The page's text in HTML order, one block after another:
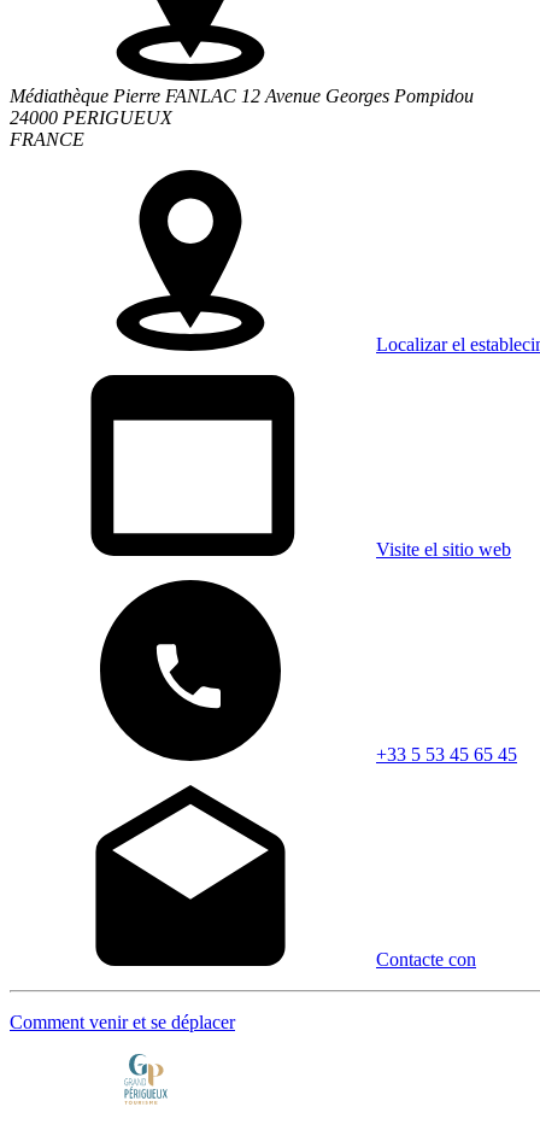
Médiathèque Pierre FANLAC 12 Avenue Georges Pompidou
24000 PERIGUEUX
FRANCE
Localizar el
Visite el sitio web
+33 5 53 45 65 45
Contacte con
Comment venir et se déplacer